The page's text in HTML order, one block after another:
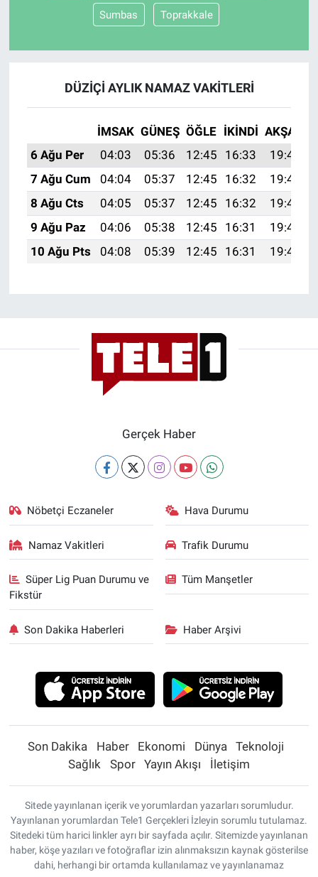
Sumbas Toprakkale
DÜZIÇI AYLIK NAMAZ VAKITLERI
İMSAK GÜNEŞ ÖĞLE İKINDI AKŞAM
6 Ağu Per
04:03 05:36 12:45 16:33 19:45
7 Ağu Cum
04:04 05:37 12:45 16:32 19:43
8 Ağu Cts
04:05 05:37 12:45 16:32 19:42
9 Ağu Paz
04:06 05:38 12:45 16:31 19:41
10 Ağu Pts
04:08 05:39 12:45 16:31 19:40
Gerçek Haber
Nöbetçi Eczaneler Hava Durumu
Namaz Vakitleri Trafik Durumu
Süper Lig Puan Durumu ve
Fikstür
Tüm Manşetler
Son Dakika Haberleri Haber Arşivi
Son Dakika Haber Ekonomi Dünya
Teknoloji
Sağlık
Spor Yayın Akışı İletişim
Sitede yayınlanan içerik ve yorumlardan yazarları sorumludur.
Yayınlanan yorumlardan Tele1 Gerçekleri İzleyin sorumlu tutulamaz.
Sitedeki tüm harici linkler ayrı bir sayfada açılır. Sitemizde yayınlanan
haber, köşe yazıları ve fotoğraflar izin alınmaksızın kaynak gösterilse
dahi, herhangi bir ortamda kullanılamaz ve yayınlanamaz
Koronavirüs
Kültür Sanat
Ne demişti
Nedir
Türkiye'nin Geleceği
Yerel Yaşam
Canlı Yayın